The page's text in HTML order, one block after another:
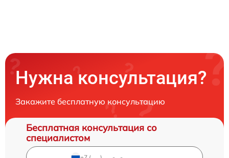
Нужна консультация?
Закажите бесплатную консультацию
Бесплатная консультация со
специалистом